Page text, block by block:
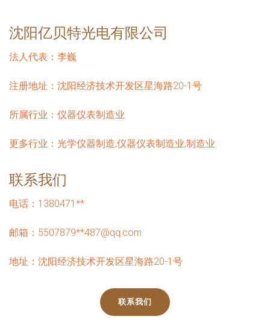
沈阳亿贝特光电有限公司
法人代表： 李巍
注册地址： 沈阳经济技术开发区星海路20-1号
所属行业： 仪器仪表制造业
更多行业： 光学仪器制造,仪器仪表制造业,制造业
联系我们
电话：1380471**
邮箱：5507879**487@qq.com
地址：沈阳经济技术开发区星海路20-1号
联系我们